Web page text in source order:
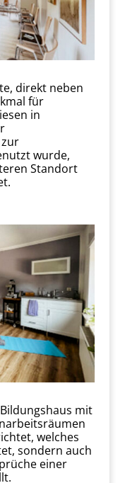
direkt neben
für
in
wurde,
Standort
mit
welches
sondern auch
einer